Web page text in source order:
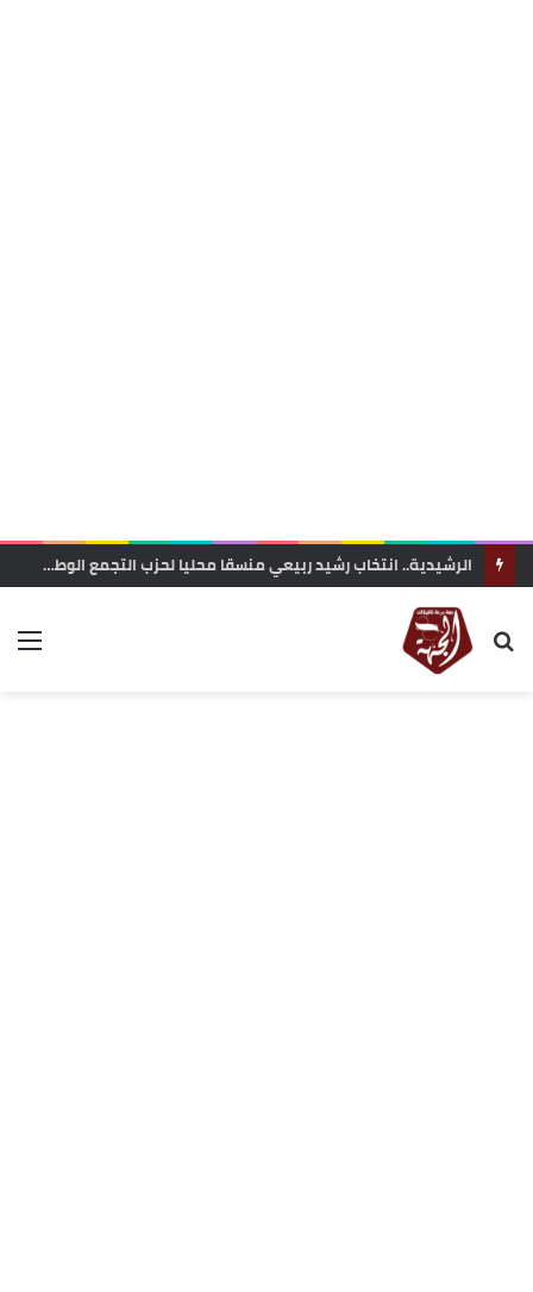
الرشيدية.. انتخاب رشيد ربيعي منسقا محليا لحزب التجمع الوطني للأحرار بجماعة الرتب